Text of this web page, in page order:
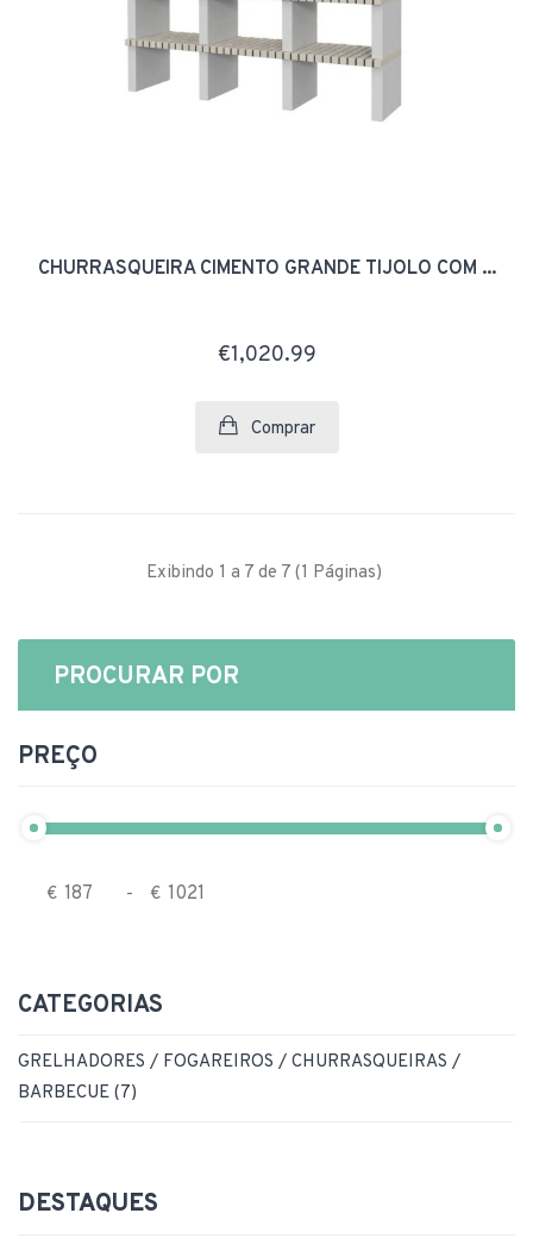
PROCURAR POR
PREÇO
€ - €
CATEGORIAS
GRELHADORES / FOGAREIROS / CHURRASQUEIRAS /
BARBECUE (7)
DESTAQUES
CHURRASQUEIRA CIMENTO GRANDE TIJOLO COM ...
€1,020.99
Comprar
Exibindo 1 a 7 de 7 (1 Páginas)